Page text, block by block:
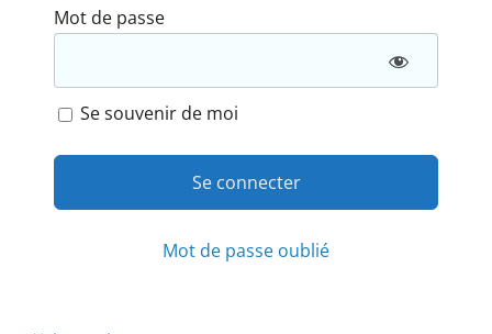
Mot de passe
Se souvenir de moi
Mot de passe oublié